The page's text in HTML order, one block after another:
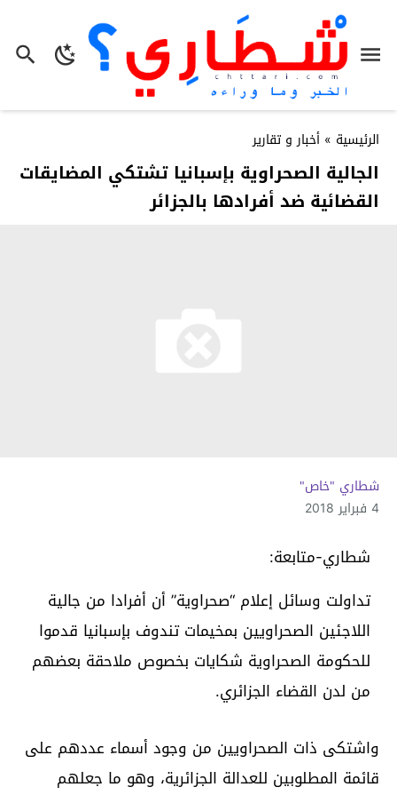
الرئيسية » أخبار و تقارير
الجالية الصحراوية بإسبانيا تشتكي المضايقات
القضائية ضد أفرادها بالجزائر
شطاري "خاص"
4 فبراير 2018
شطاري-متابعة:
تداولت وسائل إعلام “صحراوية” أن أفرادا من جالية
اللاجئين الصحراويين بمخيمات تندوف بإسبانيا قدموا
للحكومة الصحراوية شكايات بخصوص ملاحقة بعضهم
من لدن القضاء الجزائري.
واشتكى ذات الصحراويين من وجود أسماء عددهم على
قائمة المطلوبين للعدالة الجزائرية، وهو ما جعلهم